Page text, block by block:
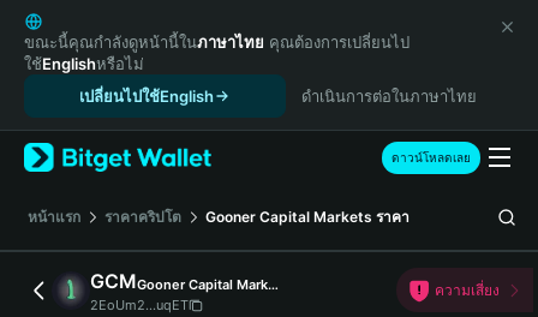
English
日本語
Tiếng Việt
Español (Latinoamérica)
Türkçe
Français
Deutsch
简体中文
繁體中文
ขณะนี้คุณกำลังดูหน้านี้ในภาษาไทย คุณต้องการเปลี่ยนไป
ใช้Englishหรือไม่
เปลี่ยนไปใช้English
ดำเนินการต่อในภาษาไทย
ดาวน์โหลดเลย
หน้าแรก ราคาคริปโต Gooner Capital Markets ราคา
GCM
Gooner Capital Markets
2EoUm2...uqET
ความเสี่ยง